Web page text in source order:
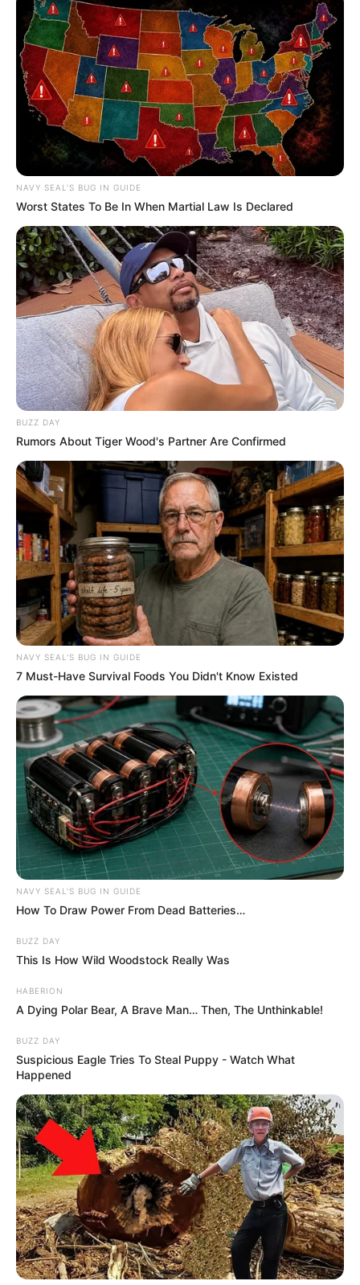
NAVY SEAL'S BUG IN GUIDE
Worst States To Be In When Martial Law Is Declared
BUZZ DAY
Rumors About Tiger Wood's Partner Are Confirmed
NAVY SEAL'S BUG IN GUIDE
7 Must-Have Survival Foods You Didn't Know Existed
NAVY SEAL'S BUG IN GUIDE
How To Draw Power From Dead Batteries…
BUZZ DAY
This Is How Wild Woodstock Really Was
HABERION
A Dying Polar Bear, A Brave Man… Then, The Unthinkable!
BUZZ DAY
Suspicious Eagle Tries To Steal Puppy - Watch What
Happened